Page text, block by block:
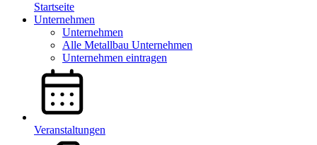
Startseite
Unternehmen
Unternehmen
Alle Metallbau Unternehmen
Unternehmen eintragen
Veranstaltungen